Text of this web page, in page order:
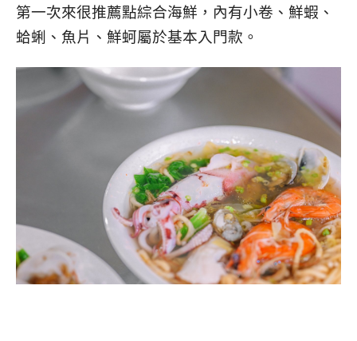
第一次來很推薦點綜合海鮮，內有小卷、鮮蝦、
蛤蜊、魚片、鮮蚵屬於基本入門款。